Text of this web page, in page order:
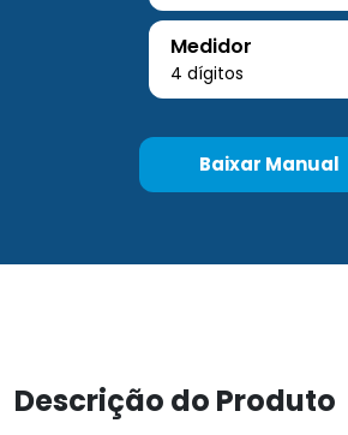
Medidor
4 dígitos
Baixar Manual
Descrição do Produto